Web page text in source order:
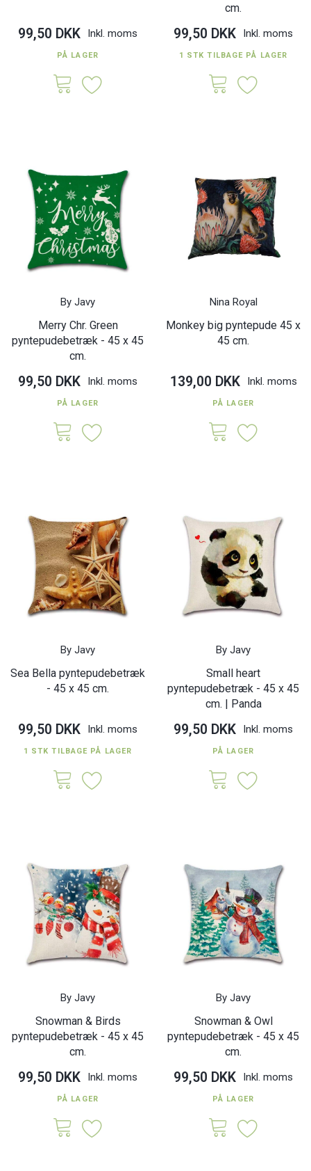
99,50 DKK Inkl. moms
PÅ LAGER
cm.
99,50 DKK Inkl. moms
1 STK TILBAGE PÅ LAGER
By Javy
Merry Chr. Green
pyntepudebetræk - 45 x 45
cm.
99,50 DKK Inkl. moms
PÅ LAGER
Nina Royal
Monkey big pyntepude 45 x
45 cm.
139,00 DKK Inkl. moms
PÅ LAGER
By Javy
Sea Bella pyntepudebetræk
- 45 x 45 cm.
99,50 DKK Inkl. moms
1 STK TILBAGE PÅ LAGER
By Javy
Small heart
pyntepudebetræk - 45 x 45
cm. | Panda
99,50 DKK Inkl. moms
PÅ LAGER
By Javy
Snowman & Birds
pyntepudebetræk - 45 x 45
cm.
99,50 DKK Inkl. moms
PÅ LAGER
By Javy
Snowman & Owl
pyntepudebetræk - 45 x 45
cm.
99,50 DKK Inkl. moms
PÅ LAGER